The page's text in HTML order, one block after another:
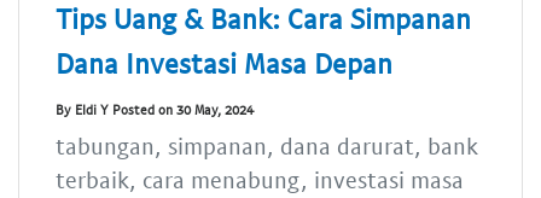
Tips Uang & Bank: Cara Simpanan
Dana Investasi Masa Depan
By Eldi Y Posted on 30 May, 2024
tabungan, simpanan, dana darurat, bank
terbaik, cara menabung, investasi masa